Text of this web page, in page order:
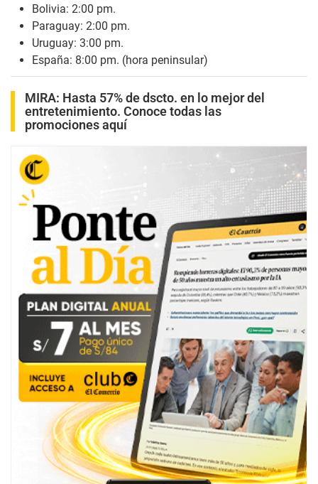
Bolivia: 2:00 pm.
Paraguay: 2:00 pm.
Uruguay: 3:00 pm.
España: 8:00 pm. (hora peninsular)
MIRA: Hasta 57% de dscto. en lo mejor del
entretenimiento. Conoce todas las
promociones aquí